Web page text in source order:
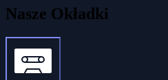
Nasze Okładki